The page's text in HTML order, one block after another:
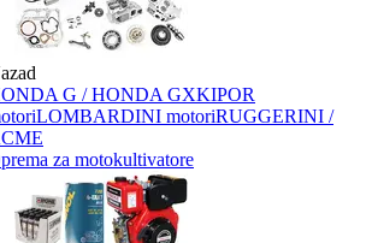
G / HONDA GXKIPOR
LOMBARDINI motoriRUGGERINI /
za motokultivatore